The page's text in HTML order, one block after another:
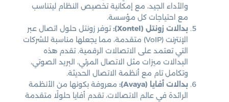
والأداء الجيد، مع إمكانية تخصيص النظام ليتناسب
مع احتياجات كل مؤسسة.
بدالات زونتل (Xontel):
توفر زونتل حلول اتصال عبر
الإنترنت (VoIP) متقدمة، مما يجعلها مناسبة للشركات
التي تعتمد على الاتصالات الرقمية. تقدم هذه
البدالات ميزات مثل الاتصال المرئي، البريد الصوتي،
وتكامل تام مع أنظمة الاتصال الحديثة.
بدالات أفايا (Avaya):
معروفة بكونها من الأنظمة
الرائدة في عالم الاتصالات، تقدم أفايا حلولًا متقدمة